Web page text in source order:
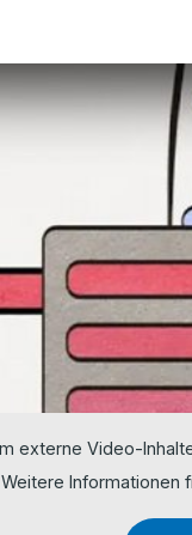
externe Video-
Weitere Informationen